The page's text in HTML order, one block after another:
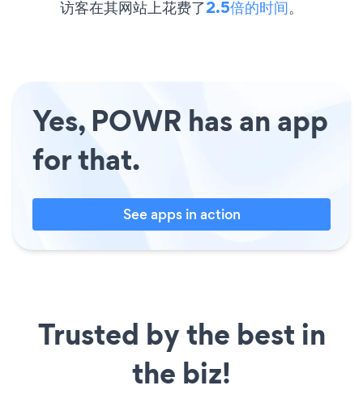
访客在其网站上花费了2.5倍的时间。
Yes, POWR has an app
for that.
See apps in action
Trusted by the best in
the biz!